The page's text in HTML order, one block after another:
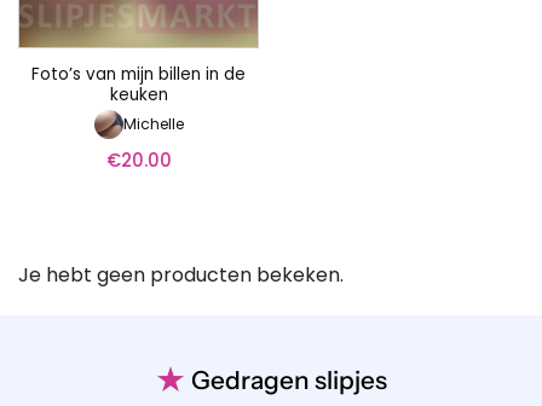
Foto’s van mijn billen in de
keuken
Michelle
€20.00
Je hebt geen producten bekeken.
★ Gedragen slipjes